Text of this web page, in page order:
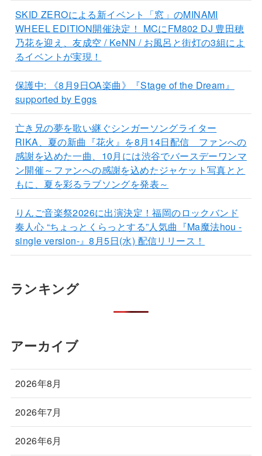
SKID ZEROによる新イベント「窓」のMINAMI
WHEEL EDITION開催決定！ MCにFM802 DJ 豊田穂
乃花を迎え、友成空 / KeNN / お風呂と街灯の3組によ
るイベントが実現！
保護中: 《8月9日OA楽曲》『Stage of the Dream』
supported by Eggs
亡き兄の夢を歌い継ぐシンガーソングライター
RIKA、夏の新曲『花火』を8月14日配信 ファンへの
感謝を込めた一曲、10月には渋谷でバースデーワンマ
ン開催～ファンへの感謝を込めたジャケット写真とと
もに、夏を彩るラブソングを発表～
りんご音楽祭2026に出演決定！福岡のロックバンド
奏人心 “ちょっとくらっとする”人気曲『Ma魔法hou -
single version-』8月5日(水) 配信リリース！
ランキング
アーカイブ
2026年8月
2026年7月
2026年6月